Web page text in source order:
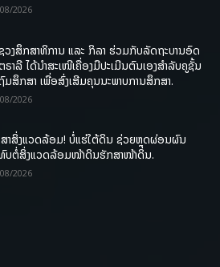
2026
ວງສຶກສາທິການ ແລະ ກິລາ ຮ່ວມກັບລັດຖະບານອົດ
ຣາລີ ໄດ້ນຳສະເໜີເຄື່ອງມືປະເມີນຕົນເອງສຳລັບຄູຊັ້ນ
ມສຶກສາ ເພື່ອສົ່ງເສີມຄຸນນະພາບການສຶກສາ.
2026
າສິ່ງແວດລ້ອມ! ບໍ່ແຮ່ໃຕ້ດິນ ຊ່ວຍຫຼຸດຜ່ອນຜົນ
ບຕໍ່ສິ່ງແວດລ້ອມໜ້າດິນຮັກສາໜ້າດິນ.
2026